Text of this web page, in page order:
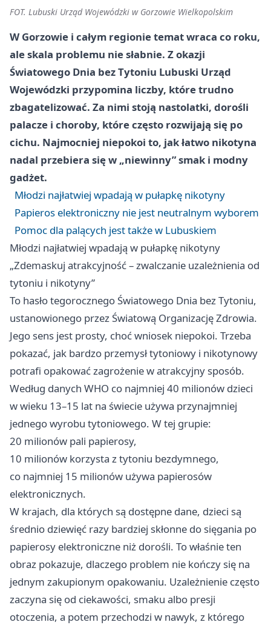
FOT. Lubuski Urząd Wojewódzki w Gorzowie Wielkopolskim
W Gorzowie i całym regionie temat wraca co roku,
ale skala problemu nie słabnie. Z okazji
Światowego Dnia bez Tytoniu Lubuski Urząd
Wojewódzki przypomina liczby, które trudno
zbagatelizować. Za nimi stoją nastolatki, dorośli
palacze i choroby, które często rozwijają się po
cichu. Najmocniej niepokoi to, jak łatwo nikotyna
nadal przebiera się w „niewinny” smak i modny
gadżet.
Młodzi najłatwiej wpadają w pułapkę nikotyny
Papieros elektroniczny nie jest neutralnym wyborem
Pomoc dla palących jest także w Lubuskiem
Młodzi najłatwiej wpadają w pułapkę nikotyny
„Zdemaskuj atrakcyjność – zwalczanie uzależnienia od
tytoniu i nikotyny”
To hasło tegorocznego Światowego Dnia bez Tytoniu,
ustanowionego przez Światową Organizację Zdrowia.
Jego sens jest prosty, choć wniosek niepokoi. Trzeba
pokazać, jak bardzo przemysł tytoniowy i nikotynowy
potrafi opakować zagrożenie w atrakcyjny sposób.
Według danych WHO co najmniej 40 milionów dzieci
w wieku 13–15 lat na świecie używa przynajmniej
jednego wyrobu tytoniowego. W tej grupie:
20 milionów pali papierosy,
10 milionów korzysta z tytoniu bezdymnego,
co najmniej 15 milionów używa papierosów
elektronicznych.
W krajach, dla których są dostępne dane, dzieci są
średnio dziewięć razy bardziej skłonne do sięgania po
papierosy elektroniczne niż dorośli. To właśnie ten
obraz pokazuje, dlaczego problem nie kończy się na
jednym zakupionym opakowaniu. Uzależnienie często
zaczyna się od ciekawości, smaku albo presji
otoczenia, a potem przechodzi w nawyk, z którego